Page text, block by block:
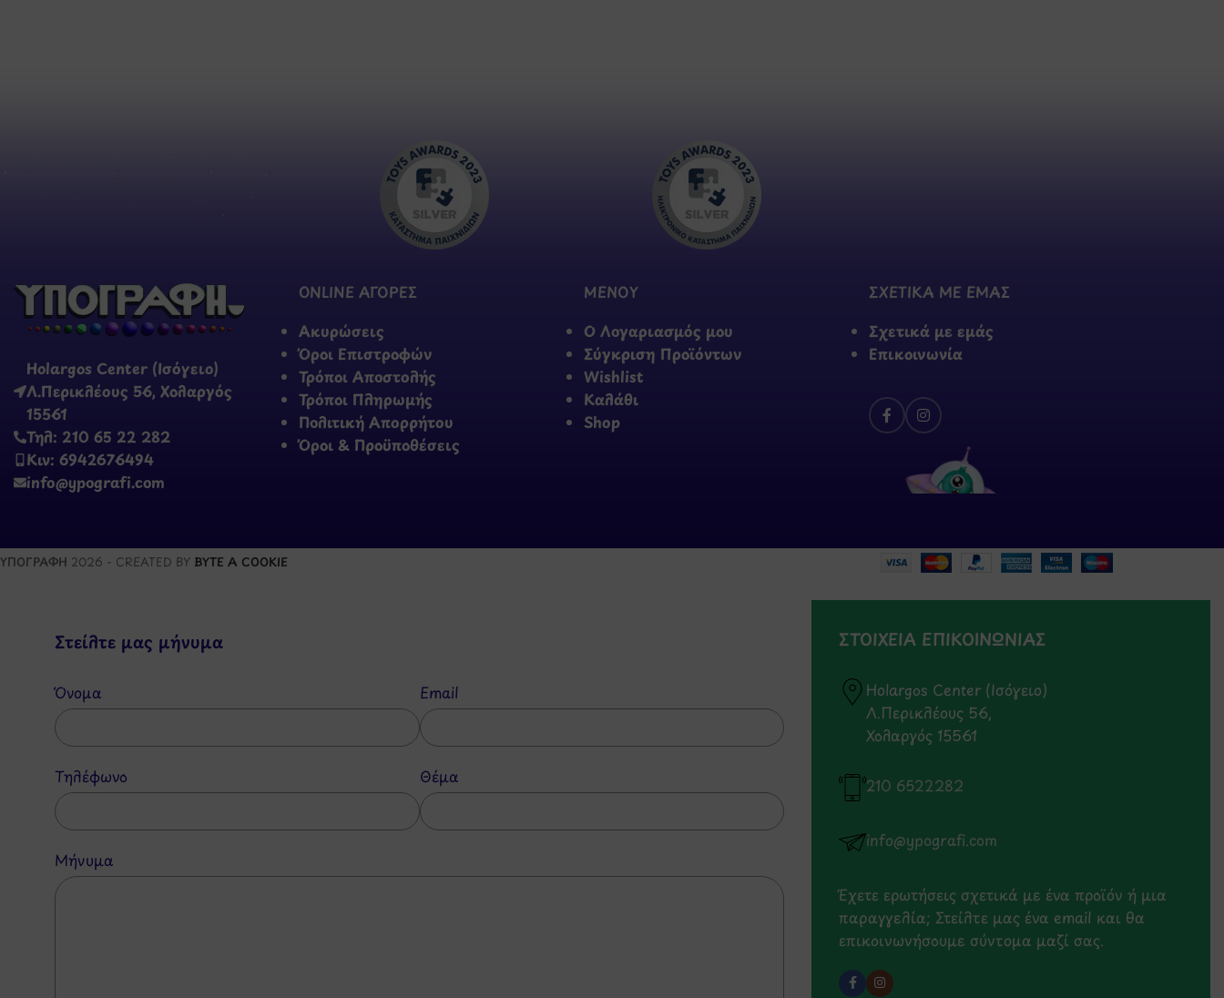
Holargos Center (Ισόγειο)
Λ.Περικλέους 56, Χολαργός
15561
Τηλ: 210 65 22 282
Κιν: 6942676494
info@ypografi.com
ONLINE ΑΓΟΡΕΣ
Ακυρώσεις
Όροι Επιστροφών
Τρόποι Αποστολής
Τρόποι Πληρωμής
Πολιτική Απορρήτου
Όροι & Προϋποθέσεις
ΜΕΝΟΥ
Ο Λογαριασμός μου
Σύγκριση Προϊόντων
Wishlist
Καλάθι
Shop
ΣΧΕΤΙΚΑ ΜΕ ΕΜΑΣ
Σχετικά με εμάς
Επικοινωνία
ΥΠΟΓΡΑΦΗ 2026 - CREATED BY BYTE A COOKIE
Στείλτε μας μήνυμα
Όνομα Email
Τηλέφωνο Θέμα
Μήνυμα
ΣΤΟΙΧΕΙΑ ΕΠΙΚΟΙΝΩΝΙΑΣ
Holargos Center (Ισόγειο)
Λ.Περικλέους 56,
Χολαργός 15561
210 6522282
info@ypografi.com
Έχετε ερωτήσεις σχετικά με ένα προϊόν ή μια
παραγγελία; Στείλτε μας ένα email και θα
επικοινωνήσουμε σύντομα μαζί σας.